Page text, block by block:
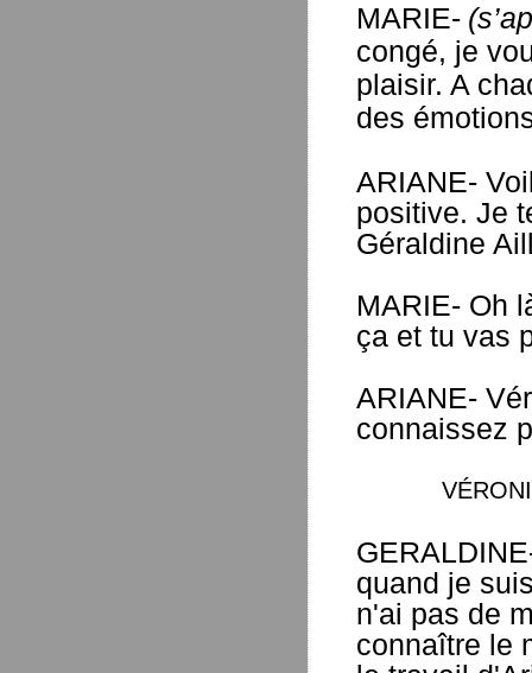
MARIE-
congé, je
plaisir. A
des
ARIANE-
positive. Je
Géraldine
MARIE- Oh
ça et tu vas
ARIANE-
connaissez
quand je
n'ai pas de
connaître le